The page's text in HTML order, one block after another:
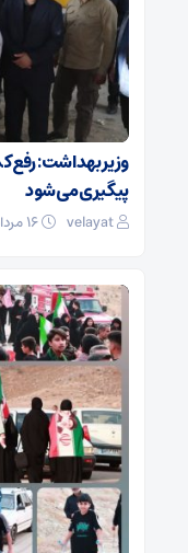
وزیر بهداشت: رفع
پیگیری می‌شود
velayat